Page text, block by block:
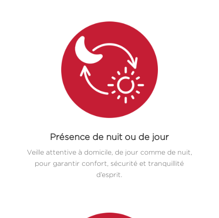
Présence de nuit ou de jour
Veille attentive à domicile, de jour comme de nuit,
pour garantir confort, sécurité et tranquillité
d’esprit.